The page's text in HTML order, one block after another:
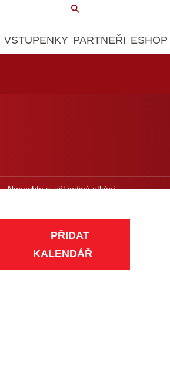
VSTUPENKY PARTNEŘI ESHOP
Nenechte si ujít jediné utkání.
PŘIDAT
KALENDÁŘ